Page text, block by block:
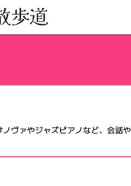
ヴァやジャズピアノなど、会話や